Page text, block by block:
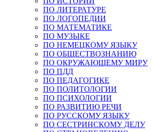
ПО ЛИТЕРАТУРЕ
ПО ЛОГОПЕДИИ
ПО МАТЕМАТИКЕ
ПО МУЗЫКЕ
ПО НЕМЕЦКОМУ ЯЗЫКУ
ПО ОБЩЕСТВОЗНАНИЮ
ПО ОКРУЖАЮЩЕМУ МИРУ
ПО ПДД
ПО ПЕДАГОГИКЕ
ПО ПОЛИТОЛОГИИ
ПО ПСИХОЛОГИИ
ПО РАЗВИТИЮ РЕЧИ
ПО РУССКОМУ ЯЗЫКУ
ПО СЕСТРИНСКОМУ ДЕЛУ